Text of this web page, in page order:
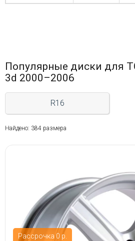
Популярные диски для
3d 2000–2006
R16
Найдено: 384 размера
Рассрочка 0 р.